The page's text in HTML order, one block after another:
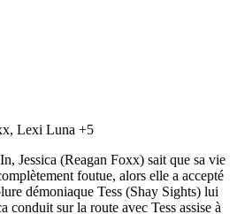
Lexi Luna +5
Jessica (Reagan Foxx) sait que sa vie
foutue, alors elle a accepté
démoniaque Tess (Shay Sights) lui
conduit sur la route avec Tess assise à